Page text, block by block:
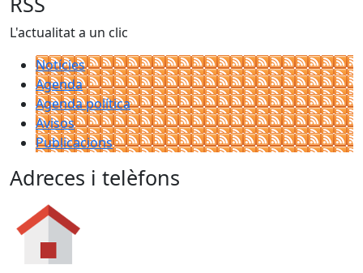
L'actualitat a un clic
Notícies
Agenda
Agenda política
Avisos
Publicacions
Adreces i telèfons